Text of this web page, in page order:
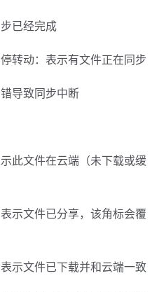
已经完成
转动：表示有文件正在同步
导致同步中断
此文件在云端（未下载或缓
示文件已分享，该角标会覆
示文件已下载并和云端一致